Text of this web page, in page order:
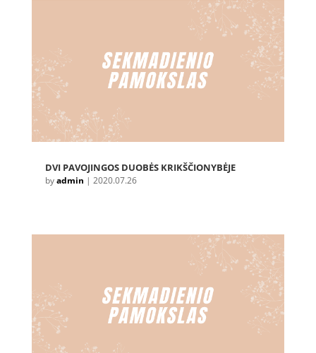
DVI PAVOJINGOS DUOBĖS KRIKŠČIONYBĖJE
byadmin | 2020.07.26